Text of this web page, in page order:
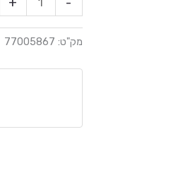
מק"ט: 77005867